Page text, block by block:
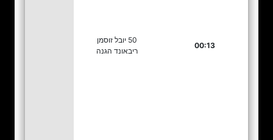
00:13
50 יובל זוסמן
ריבאונד הגנה